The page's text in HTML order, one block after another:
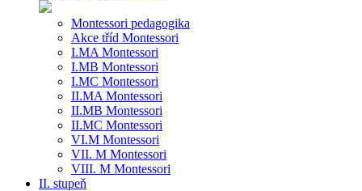
Montessori pedagogika
Akce tříd Montessori
I.MA Montessori
I.MB Montessori
I.MC Montessori
II.MA Montessori
II.MB Montessori
II.MC Montessori
VI.M Montessori
VII. M Montessori
VIII. M Montessori
II. stupeň